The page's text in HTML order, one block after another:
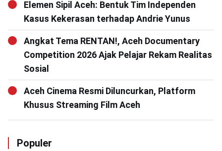
Elemen Sipil Aceh: Bentuk Tim Independen
Kasus Kekerasan terhadap Andrie Yunus
Angkat Tema RENTAN!, Aceh Documentary
Competition 2026 Ajak Pelajar Rekam Realitas
Sosial
Aceh Cinema Resmi Diluncurkan, Platform
Khusus Streaming Film Aceh
Populer